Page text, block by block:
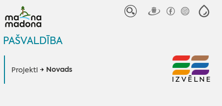
PAŠVALDĪBA
Projekti Novads
IZVĒLNE